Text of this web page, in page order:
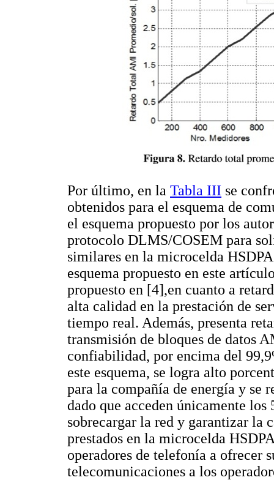
Por último, en la Tabla III se
obtenidos para el esquema de
el esquema propuesto por los
protocolo DLMS/COSEM para
similares en la microcelda
esquema propuesto en este
propuesto en [4],en cuanto a
alta calidad en la prestación de
tiempo real. Además, presenta
transmisión de bloques de datos
confiabilidad, por encima del
este esquema, se logra alto
para la compañía de energía y se
dado que acceden únicamente
sobrecargar la red y garantizar la
prestados en la microcelda
operadores de telefonía a ofrecer
telecomunicaciones a los